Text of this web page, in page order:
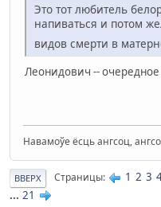
Это тот любитель
напиваться и потом
видов смерти в
Леонидович --
Навамоўе ёсць ангсоц,
ВВЕРХ Страницы 1 2 3
... 21